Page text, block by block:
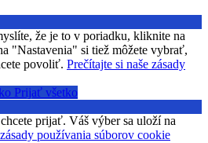
že je to v poriadku, kliknite na
"Nastavenia" si tiež môžete vybrať,
povoliť. Prečítajte si naše zásady
Prijať všetko
prijať. Váš výber sa uloží na
používania súborov cookie